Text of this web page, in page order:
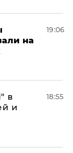
на
19:06
в
и
18:55